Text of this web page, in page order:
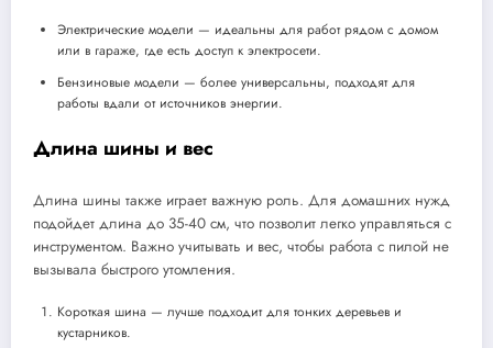
Электрические модели — идеальны для работ рядом с домом
или в гараже, где есть доступ к электросети.
Бензиновые модели — более универсальны, подходят для
работы вдали от источников энергии.
Длина шины и вес
Длина шины также играет важную роль. Для домашних нужд
подойдет длина до 35-40 см, что позволит легко управляться с
инструментом. Важно учитывать и вес, чтобы работа с пилой не
вызывала быстрого утомления.
Короткая шина — лучше подходит для тонких деревьев и
кустарников.